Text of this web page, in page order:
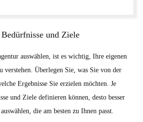
und Ziele
auswählen, ist es wichtig, Ihre eigenen
verstehen. Überlegen Sie, was Sie von der
Ergebnisse Sie erzielen möchten. Je
und Ziele definieren können, desto besser
die am besten zu Ihnen passt.